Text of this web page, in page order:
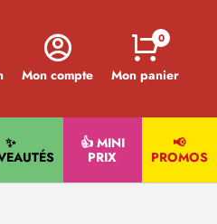
Mon compte Mon panier
0
✨
👍 MINI
PRIX
📢
PROMOS